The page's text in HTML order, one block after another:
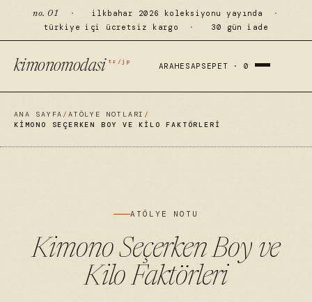
no. 01 · ilkbahar 2026 koleksiyonu yayında
·
türkiye içi ücretsiz kargo
· 30 gün iade
kimonomodasi tr/jp
ARAHESAP SEPET ·0
ANA SAYFA /ATÖLYE NOTLARI /
KIMONO SEÇERKEN BOY VE KILO FAKTÖRLERI
ATÖLYE NOTU
Kimono Seçerken Boy ve
Kilo Faktörleri